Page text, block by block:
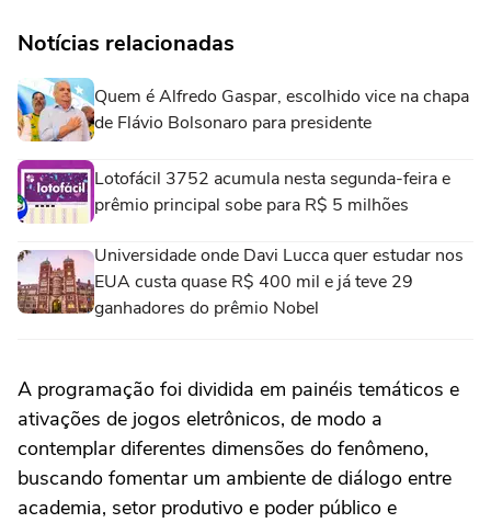
Notícias relacionadas
Quem é Alfredo Gaspar, escolhido vice na chapa
de Flávio Bolsonaro para presidente
Lotofácil 3752 acumula nesta segunda-feira e
prêmio principal sobe para R$ 5 milhões
Universidade onde Davi Lucca quer estudar nos
EUA custa quase R$ 400 mil e já teve 29
ganhadores do prêmio Nobel
A programação foi dividida em painéis temáticos e
ativações de jogos eletrônicos, de modo a
contemplar diferentes dimensões do fenômeno,
buscando fomentar um ambiente de diálogo entre
academia, setor produtivo e poder público e